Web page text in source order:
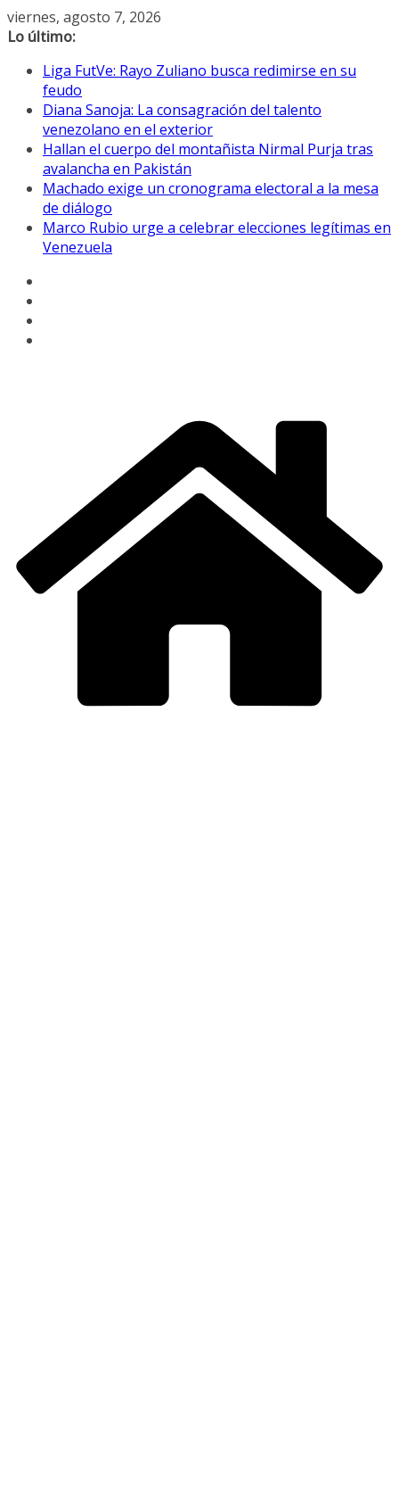
Saltar
al
viernes, agosto 7, 2026
Lo último:
Liga FutVe: Rayo Zuliano busca redimirse en su
feudo
Diana Sanoja: La consagración del talento
venezolano en el exterior
Hallan el cuerpo del montañista Nirmal Purja tras
avalancha en Pakistán
Machado exige un cronograma electoral a la mesa
de diálogo
Marco Rubio urge a celebrar elecciones legítimas en
Venezuela